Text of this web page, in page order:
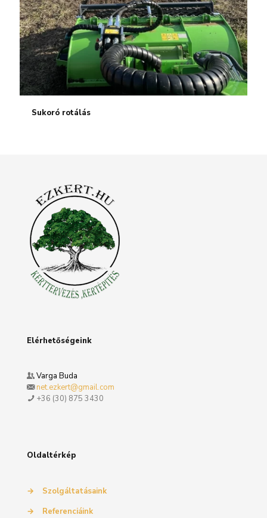
Sukoró rotálás
Elérhetőségeink
Varga Buda
net.ezkert@gmail.com
+36 (30) 875 3430
Oldaltérkép
→
Szolgáltatásaink
→
Referenciáink